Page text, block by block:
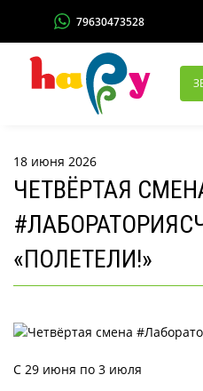
79630473528
18 июня 2026
ЧЕТВЁРТАЯ
«ПОЛЕТЕЛИ!»
С 29 июня по 3 июля